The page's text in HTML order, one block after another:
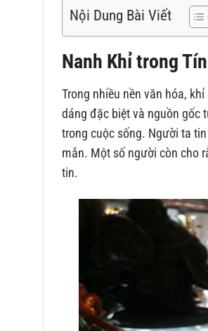
Nội Dung Bài Viết
Nanh Khỉ trong
Trong nhiều nền văn hóa,
dáng đặc biệt và nguồn gốc
trong cuộc sống. Người ta
mắn. Một số người còn cho
tin.